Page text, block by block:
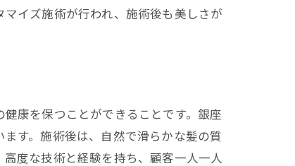
イズ施術が行われ、施術後も美しさが
康を保つことができることです。銀座
す。施術後は、自然で滑らかな髪の質
度な技術と経験を持ち、顧客一人一人